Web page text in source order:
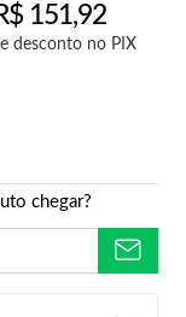
151,92
desconto no PIX
chegar?